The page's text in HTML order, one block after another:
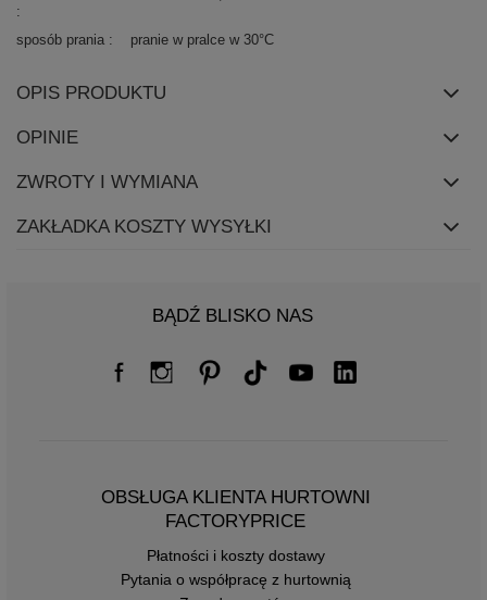
sposób prania pranie w pralce w 30°C
OPIS PRODUKTU
OPINIE
ZWROTY I WYMIANA
ZAKŁADKA KOSZTY WYSYŁKI
BĄDŹ BLISKO NAS
OBSŁUGA KLIENTA HURTOWNI
FACTORYPRICE
Płatności i koszty dostawy
Pytania o współpracę z hurtownią